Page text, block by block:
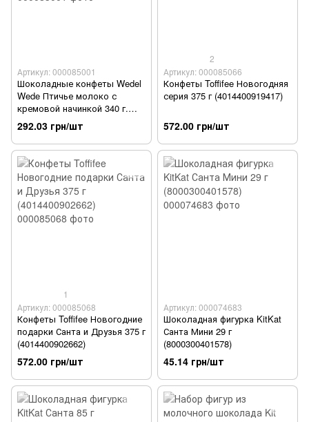
Артикул: 000085001
Шоколадные конфеты Wedel
Wede Птичье молоко с
кремовой начинкой 340 г.
(5901588400297)
292.03 грн/шт
2
Артикул: 000085066
Конфеты Toffifee Новогодняя
серия 375 г (4014400919417)
572.00 грн/шт
1
Артикул: 000085068
Конфеты Toffifee Новогодние
подарки Санта и Друзья 375 г
(4014400902662)
572.00 грн/шт
Артикул: 000074683
Шоколадная фигурка KitKat
Санта Мини 29 г
(8000300401578)
45.14 грн/шт